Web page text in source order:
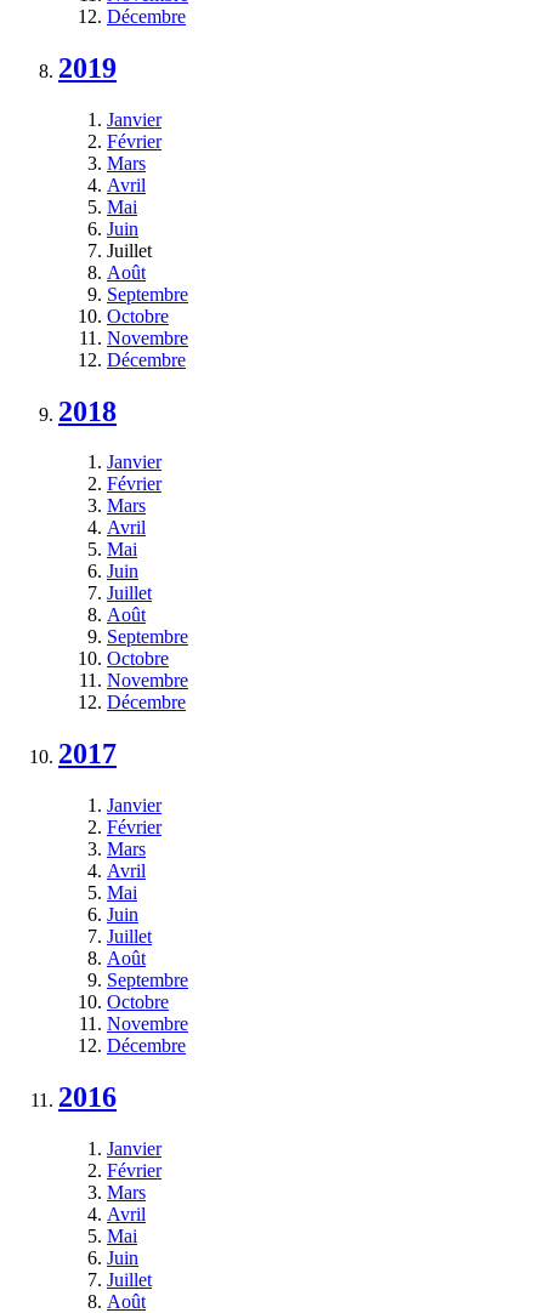
Décembre
2019
Janvier
Février
Mars
Avril
Mai
Juin
Juillet
Août
Septembre
Octobre
Novembre
Décembre
2018
Janvier
Février
Mars
Avril
Mai
Juin
Juillet
Août
Septembre
Octobre
Novembre
Décembre
2017
Janvier
Février
Mars
Avril
Mai
Juin
Juillet
Août
Septembre
Octobre
Novembre
Décembre
2016
Janvier
Février
Mars
Avril
Mai
Juin
Juillet
Août